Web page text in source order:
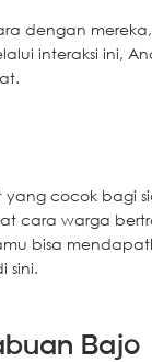
dengan
interaksi ini,
yang cocok bagi
cara warga
bisa
sini.
Bajo